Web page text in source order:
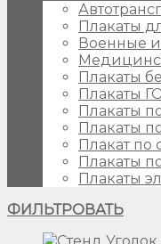
Плакаты
Военные и
Плакаты
Плакаты
Плакаты
Плакаты
Плакат по
Плакаты
Плакаты
ФИЛЬТРОВАТЬ